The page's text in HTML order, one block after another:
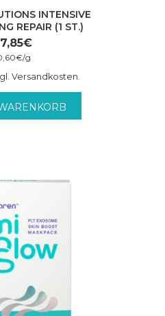
INTENSIVE
REPAIR (1 ST.)
€
€/g
Versandkosten.